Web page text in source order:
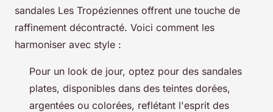
sandales Les Tropéziennes offrent une touche de
raffinement décontracté. Voici comment les
harmoniser avec style :
Pour un look de jour, optez pour des sandales
plates, disponibles dans des teintes dorées,
argentées ou colorées, reflétant l'esprit des